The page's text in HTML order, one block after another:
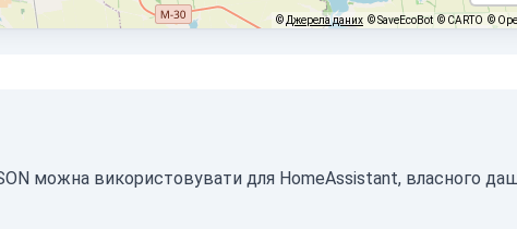
© Джерела даних © SaveEcoBot © CARTO ©
можна використовувати для HomeAssistant, власного